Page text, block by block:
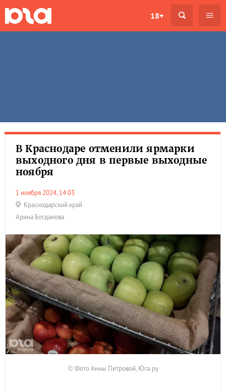
18+
В Краснодаре отменили ярмарки
выходного дня в первые выходные
ноября
1 ноября 2024, 14:03
Краснодарский край
Арина Богданова
© Фото Анны Петровой, Юга.ру